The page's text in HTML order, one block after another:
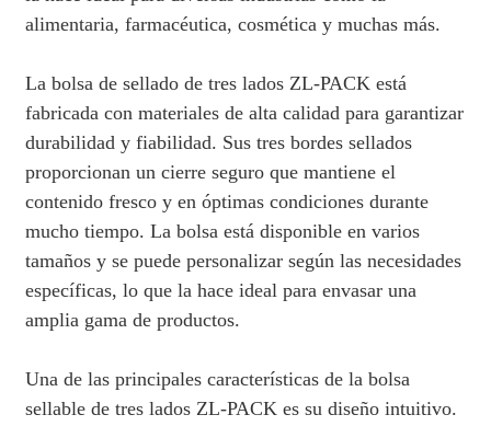
alimentaria, farmacéutica, cosmética y muchas más.
La bolsa de sellado de tres lados ZL-PACK está
fabricada con materiales de alta calidad para garantizar
durabilidad y fiabilidad. Sus tres bordes sellados
proporcionan un cierre seguro que mantiene el
contenido fresco y en óptimas condiciones durante
mucho tiempo. La bolsa está disponible en varios
tamaños y se puede personalizar según las necesidades
específicas, lo que la hace ideal para envasar una
amplia gama de productos.
Una de las principales características de la bolsa
sellable de tres lados ZL-PACK es su diseño intuitivo.